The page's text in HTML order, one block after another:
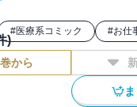
#医療系コミック #お仕
)
から